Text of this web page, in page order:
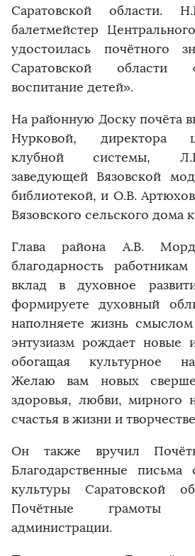
Саратовской области.
балетмейстер
удостоилась почётного
Саратовской области
воспитание детей».
На районную Доску почёта
Нурковой, директора
клубной системы,
заведующей Вязовской
библиотекой, и О.В.
Вязовского сельского дома
Глава района А.В.
благодарность
вклад в духовное
формируете духовный
наполняете жизнь
энтузиазм рождает новые
обогащая культурное
Желаю вам новых
здоровья, любви, мирного
счастья в жизни и
Он также вручил
Благодарственные письма
культуры Саратовской
Почётные грамоты
администрации.